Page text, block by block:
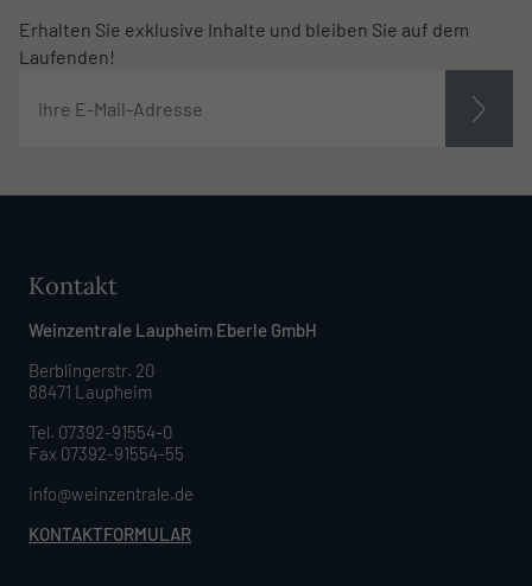
Erhalten Sie exklusive Inhalte und bleiben Sie auf dem
Laufenden!
Kontakt
Weinzentrale Laupheim Eberle GmbH
Berblingerstr. 20
88471 Laupheim
Tel. 07392-91554-0
Fax 07392-91554-55
info@weinzentrale.de
KONTAKTFORMULAR